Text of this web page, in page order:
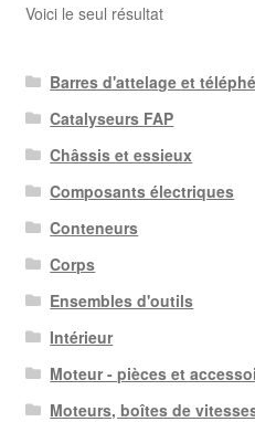
Voici le seul résultat
Barres d'attelage et
Catalyseurs FAP
Châssis et essieux
Composants électriques
Conteneurs
Corps
Ensembles d'outils
Intérieur
Moteur - pièces et
Moteurs, boîtes de